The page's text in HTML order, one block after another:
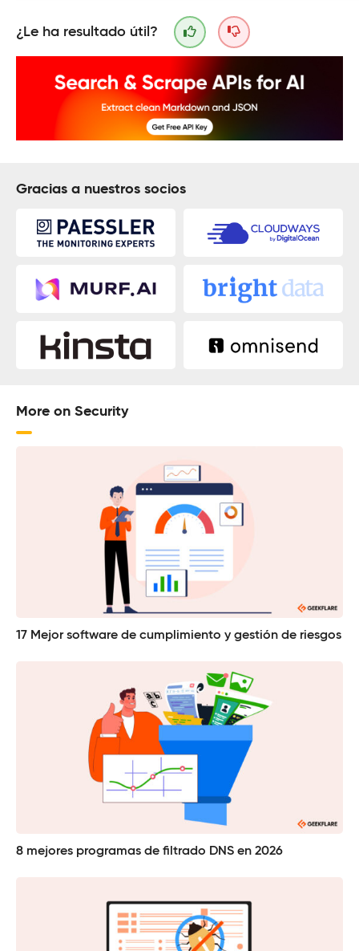
¿Le ha resultado útil?
Gracias a nuestros socios
More on Security
17 Mejor software de cumplimiento y gestión de riesgos
8 mejores programas de filtrado DNS en 2026